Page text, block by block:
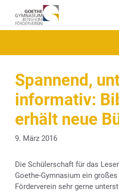
Inhalt
springen
Spannend,
informativ:
erhält neue
9. März 2016
Die Schülerschaft für das
Goethe-Gymnasium ein
Förderverein sehr gerne